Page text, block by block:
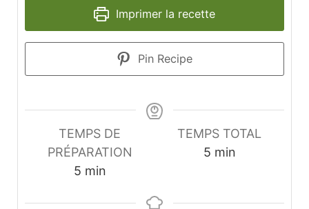
Imprimer la recette
Pin Recipe
TEMPS DE
PRÉPARATION
5minutes
min
TEMPS TOTAL
5minutes
min